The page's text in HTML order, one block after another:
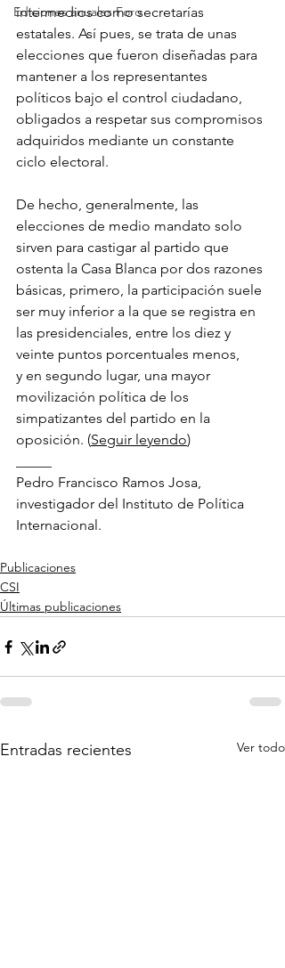
Ediciones anuales Foro
intermedios como secretarías
estatales. Así pues, se trata de unas
elecciones que fueron diseñadas para
mantener a los representantes
políticos bajo el control ciudadano,
obligados a respetar sus compromisos
adquiridos mediante un constante
ciclo electoral.
De hecho, generalmente, las
elecciones de medio mandato solo
sirven para castigar al partido que
ostenta la Casa Blanca por dos razones
básicas, primero, la participación suele
ser muy inferior a la que se registra en
las presidenciales, entre los diez y
veinte puntos porcentuales menos,
y en segundo lugar, una mayor
movilización política de los
simpatizantes del partido en la
oposición. (Seguir leyendo)
Pedro Francisco Ramos Josa,
investigador del Instituto de Política
Internacional.
Publicaciones
CSI
Últimas publicaciones
Entradas recientes Ver todo